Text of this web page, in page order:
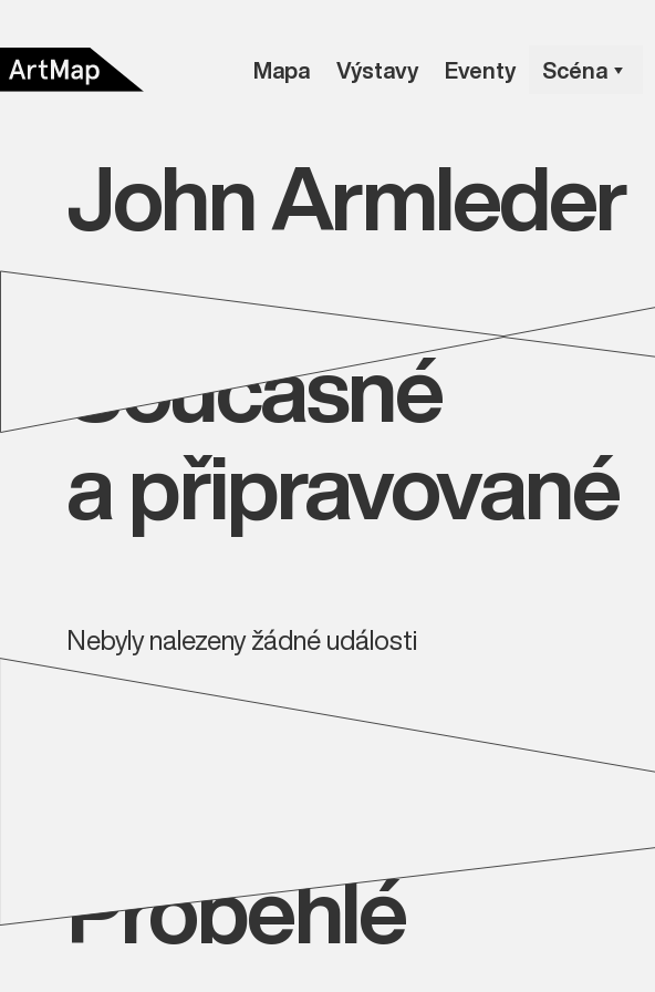
Mapa Výstavy Eventy Scéna
John Armleder
Současné
a připravované
Nebyly nalezeny žádné události
Proběhlé